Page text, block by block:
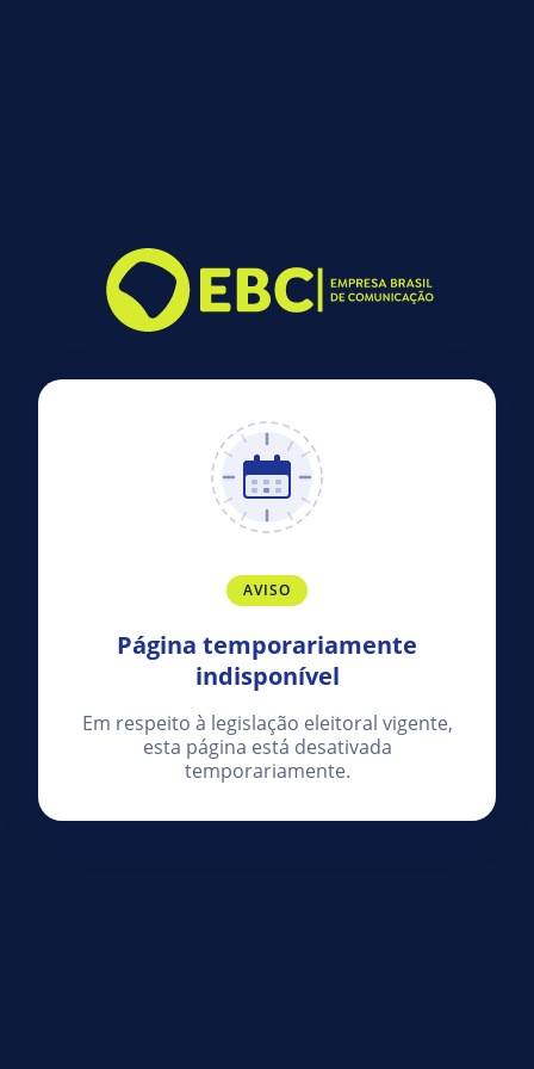
AVISO
Página temporariamente
indisponível
Em respeito à legislação eleitoral vigente,
esta página está desativada
temporariamente.